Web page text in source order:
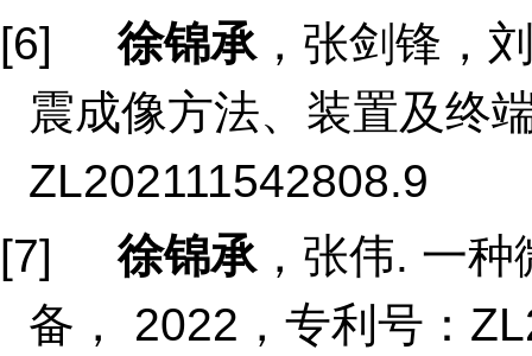
[6]徐锦承，张剑锋，
震成像方法、装置及终
ZL202111542808.9
[7]徐锦承，张伟. 一种
备， 2022，专利号：